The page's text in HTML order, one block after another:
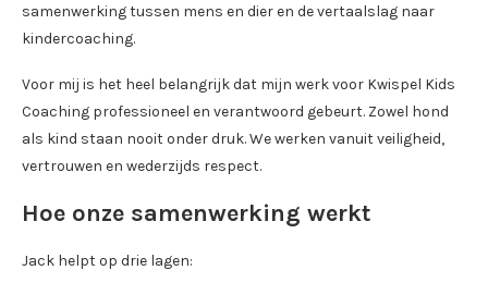
samenwerking tussen mens en dier en de vertaalslag naar
kindercoaching.
Voor mij is het heel belangrijk dat mijn werk voor Kwispel Kids
Coaching professioneel en verantwoord gebeurt. Zowel hond
als kind staan nooit onder druk. We werken vanuit veiligheid,
vertrouwen en wederzijds respect.
Hoe onze samenwerking werkt
Jack helpt op drie lagen: